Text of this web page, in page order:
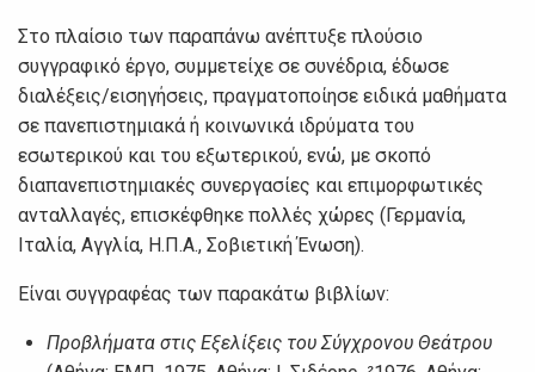
Στο πλαίσιο των παραπάνω ανέπτυξε πλούσιο
συγγραφικό έργο, συμμετείχε σε συνέδρια, έδωσε
διαλέξεις/εισηγήσεις, πραγματοποίησε ειδικά μαθήματα
σε πανεπιστημιακά ή κοινωνικά ιδρύματα του
εσωτερικού και του εξωτερικού, ενώ, με σκοπό
διαπανεπιστημιακές συνεργασίες και επιμορφωτικές
ανταλλαγές, επισκέφθηκε πολλές χώρες (Γερμανία,
Ιταλία, Αγγλία, Η.Π.Α., Σοβιετική Ένωση).
Είναι συγγραφέας των παρακάτω βιβλίων:
Προβλήματα στις Εξελίξεις του Σύγχρονου Θεάτρου